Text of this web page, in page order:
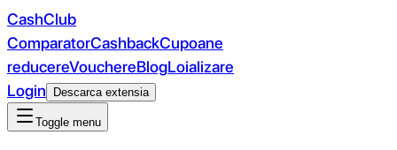
CashClub
ComparatorCashbackCupoane
reducereVouchereBlogLoializare
Login
Descarca extensia
Toggle menu